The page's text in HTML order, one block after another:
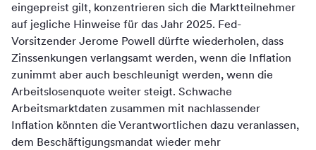
eingepreist gilt, konzentrieren sich die Marktteilnehmer
auf jegliche Hinweise für das Jahr 2025. Fed-
Vorsitzender Jerome Powell dürfte wiederholen, dass
Zinssenkungen verlangsamt werden, wenn die Inflation
zunimmt aber auch beschleunigt werden, wenn die
Arbeitslosenquote weiter steigt. Schwache
Arbeitsmarktdaten zusammen mit nachlassender
Inflation könnten die Verantwortlichen dazu veranlassen,
dem Beschäftigungsmandat wieder mehr